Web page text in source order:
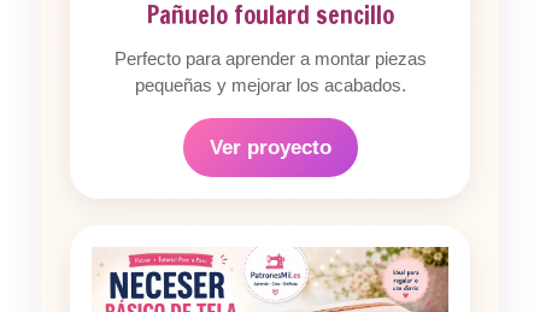
Pañuelo foulard sencillo
Perfecto para aprender a montar piezas
pequeñas y mejorar los acabados.
Ver proyecto